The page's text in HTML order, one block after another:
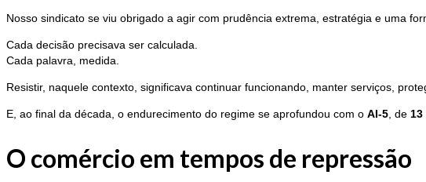
Nosso sindicato se viu obrigado a agir com prudência extrema, estratégia e uma
Cada decisão precisava ser calculada.
Cada palavra, medida.
Resistir, naquele contexto, significava continuar funcionando, manter serviços,
E, ao final da década, o endurecimento do regime se aprofundou com o AI-5, de 13
O comércio em tempos de repressão